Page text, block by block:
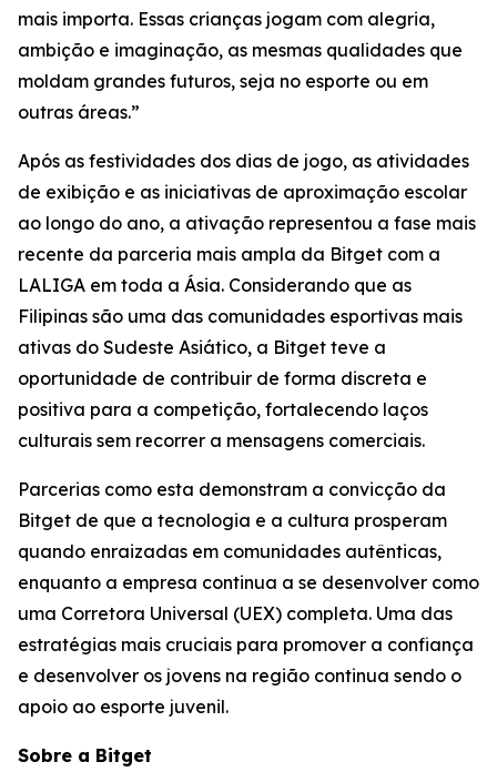
mais importa. Essas crianças jogam com alegria,
ambição e imaginação, as mesmas qualidades que
moldam grandes futuros, seja no esporte ou em
outras áreas.”
Após as festividades dos dias de jogo, as atividades
de exibição e as iniciativas de aproximação escolar
ao longo do ano, a ativação representou a fase mais
recente da parceria mais ampla da Bitget com a
LALIGA em toda a Ásia. Considerando que as
Filipinas são uma das comunidades esportivas mais
ativas do Sudeste Asiático, a Bitget teve a
oportunidade de contribuir de forma discreta e
positiva para a competição, fortalecendo laços
culturais sem recorrer a mensagens comerciais.
Parcerias como esta demonstram a convicção da
Bitget de que a tecnologia e a cultura prosperam
quando enraizadas em comunidades autênticas,
enquanto a empresa continua a se desenvolver como
uma Corretora Universal (UEX) completa. Uma das
estratégias mais cruciais para promover a confiança
e desenvolver os jovens na região continua sendo o
apoio ao esporte juvenil.
Sobre a Bitget